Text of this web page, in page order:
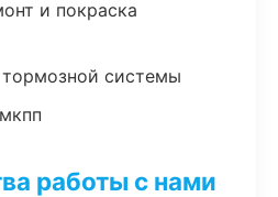
и покраска
системы
работы с нами